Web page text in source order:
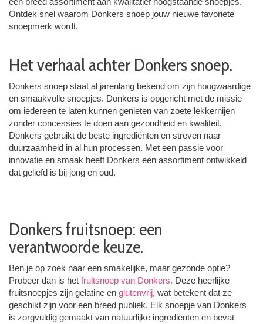
Ontdek snel waarom Donkers snoep jouw nieuwe favoriete
snoepmerk wordt.
Het verhaal achter Donkers snoep.
Donkers snoep staat al jarenlang bekend om zijn hoogwaardige
en smaakvolle snoepjes. Donkers is opgericht met de missie
om iedereen te laten kunnen genieten van zoete lekkernijen
zonder concessies te doen aan gezondheid en kwaliteit.
Donkers gebruikt de beste ingrediënten en streven naar
duurzaamheid in al hun processen. Met een passie voor
innovatie en smaak heeft Donkers een assortiment ontwikkeld
dat geliefd is bij jong en oud.
Donkers fruitsnoep: een
verantwoorde keuze.
Ben je op zoek naar een smakelijke, maar gezonde optie?
Probeer dan is het fruitsnoep van Donkers. Deze heerlijke
fruitsnoepjes zijn gelatine en glutenvrij, wat betekent dat ze
geschikt zijn voor een breed publiek. Elk snoepje van Donkers
is zorgvuldig gemaakt van natuurlijke ingrediënten en bevat